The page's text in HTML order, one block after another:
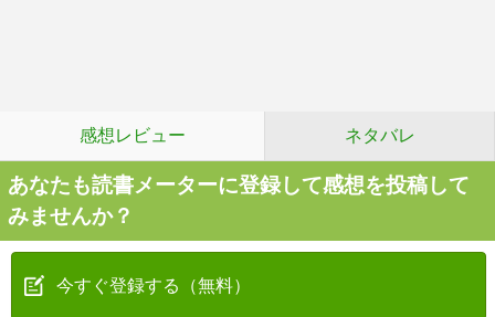
感想レビュー ネタバレ
あなたも読書メーターに登録して感想を投稿して
みませんか？
今すぐ登録する（無料）